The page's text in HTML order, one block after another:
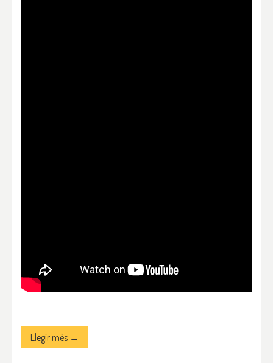
Llegir més →